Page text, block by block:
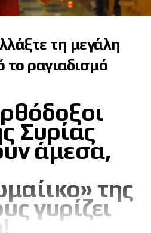
τη μεγάλη
το ραγιαδισμό
Συρίας
άμεσα,
της
γυρίζει